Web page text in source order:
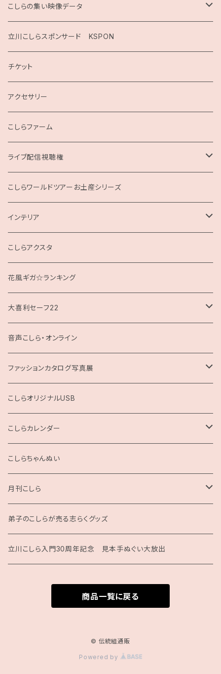
こしらの集い映像データ
2020
2019
こしらガンベッタ
立川こしらスポンサード KSPON
チケット
アクセサリー
こしらファーム
ライブ配信視聴権
こしらの集いweb
こしらワールドツアーお土産シリーズ
インテリア
クッション
こしらアクスタ
花風ギガ☆ランキング
大喜利セーフ22
お題回答Tシャツ
音声こしら・オンライン
ファッションカタログ写真展
展示用A4サイズ
2L版
こしらオリジナルUSB
こしらカレンダー
2025
こしらちゃんぬい
月刊こしら
月刊こしら用ファイル
月刊こしらバックナンバーセット（紙版）
弟子のこしらが売る志らくグッズ
立川こしら入門30周年記念 見本手ぬぐい大放出
商品一覧に戻る
© 伝統組通販
Powered by